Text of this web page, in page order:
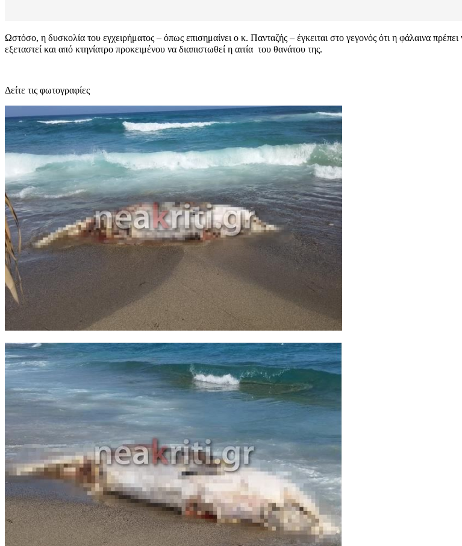
Ωστόσο, η δυσκολία του εγχειρήματος – όπως επισημαίνει ο κ. Πανταζής – έγκειται στο γεγονός ότι η φάλαινα
εξεταστεί και από κτηνίατρο προκειμένου να διαπιστωθεί η αιτία του θανάτου της.
Δείτε τις φωτογραφίες